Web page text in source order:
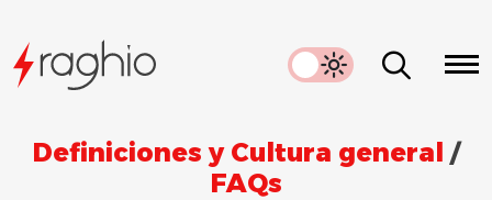
Definiciones y Cultura general /
FAQs